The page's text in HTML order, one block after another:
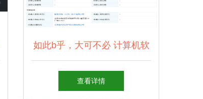
如此b乎，大可不必 计算机软
硬件技术开发的误区与思考
查看详情